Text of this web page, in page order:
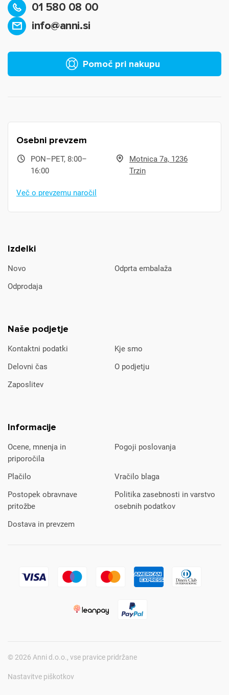
01 580 08 00
info@anni.si
Pomoč pri nakupu
Izdelki
Novo
Odprta embalaža
Odprodaja
Naše podjetje
Kontaktni podatki
Kje smo
Delovni čas
O podjetju
Zaposlitev
Informacije
Ocene, mnenja in
priporočila
Pogoji poslovanja
Plačilo
Vračilo blaga
Postopek obravnave
pritožbe
Politika zasebnosti in varstvo
osebnih podatkov
Dostava in prevzem
Osebni prevzem
PON–PET, 8:00–
16:00
Motnica 7a, 1236
Trzin
Več o prevzemu naročil
© 2026 Anni d.o.o., vse pravice pridržane
Nastavitve piškotkov